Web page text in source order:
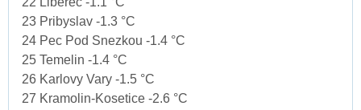
23 Pribyslav -1.3 °C
24 Pec Pod Snezkou -1.4 °C
25 Temelin -1.4 °C
26 Karlovy Vary -1.5 °C
27 Kramolin-Kosetice -2.6 °C